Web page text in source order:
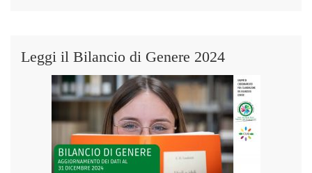
Leggi il Bilancio di Genere 2024